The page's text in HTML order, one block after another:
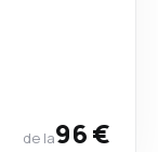
de la96 €